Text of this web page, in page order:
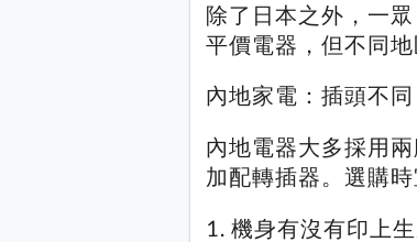
除了日本之外，一
平價電器，但不同
內地家電：插頭不
內地電器大多採用
加配轉插器。選購時
1. 機身有沒有印上